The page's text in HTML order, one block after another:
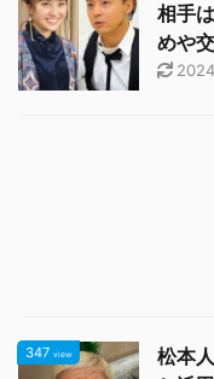
相手
めや
347 view
松本